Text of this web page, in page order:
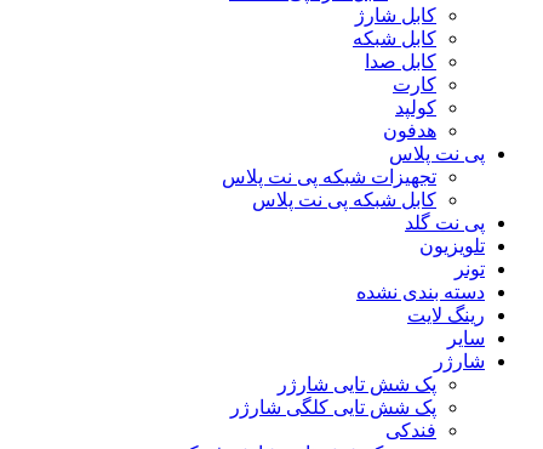
کابل شارژ
کابل شبکه
کابل صدا
کارت
کولپد
هدفون
پی نت پلاس
تجهیزات شبکه پی نت پلاس
کابل شبکه پی نت پلاس
پی نت گلد
تلویزیون
تونر
دسته بندی نشده
رینگ لایت
سایر
شارژر
پک شش تایی شارژر
پک شش تایی کلگی شارژر
فندکی